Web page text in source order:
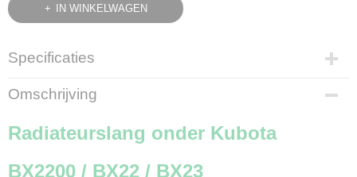
IN WINKELWAGEN
Specificaties
Bruto gewicht
0,30 Kg
Omschrijving
Radiateurslang onder Kubota
BX2200 / BX22 / BX23